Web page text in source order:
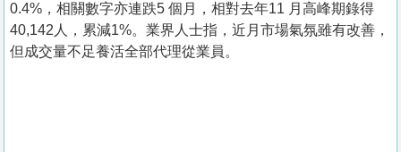
0.4%，相關數字亦連跌5 個月，相對去年11 月高峰期錄得
40,142人，累減1%。業界人士指，近月市場氣氛雖有改善，
但成交量不足養活全部代理從業員。